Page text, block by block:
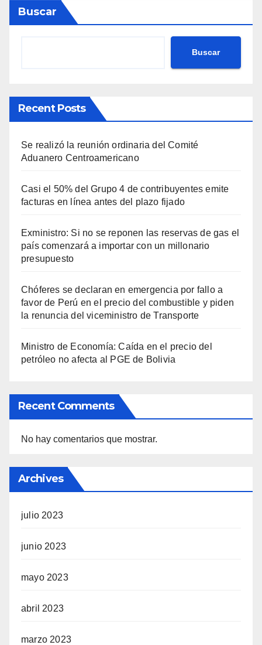
Buscar
Buscar
Recent Posts
Se realizó la reunión ordinaria del Comité
Aduanero Centroamericano
Casi el 50% del Grupo 4 de contribuyentes emite
facturas en línea antes del plazo fijado
Exministro: Si no se reponen las reservas de gas el
país comenzará a importar con un millonario
presupuesto
Chóferes se declaran en emergencia por fallo a
favor de Perú en el precio del combustible y piden
la renuncia del viceministro de Transporte
Ministro de Economía: Caída en el precio del
petróleo no afecta al PGE de Bolivia
Recent Comments
No hay comentarios que mostrar.
Archives
julio 2023
junio 2023
mayo 2023
abril 2023
marzo 2023